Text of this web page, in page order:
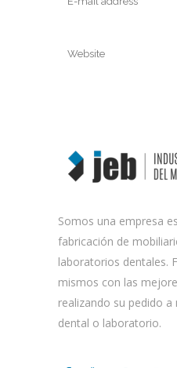
Somos una empresa
fabricación de
laboratorios dentales.
mismos con las
realizando su pedido a
dental o laboratorio.